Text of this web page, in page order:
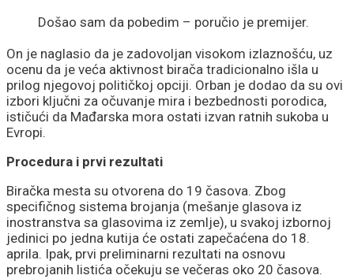
Došao sam da pobedim – poručio je premijer.
On je naglasio da je zadovoljan visokom izlaznošću, uz
ocenu da je veća aktivnost birača tradicionalno išla u
prilog njegovoj političkoj opciji. Orban je dodao da su ovi
izbori ključni za očuvanje mira i bezbednosti porodica,
ističući da Mađarska mora ostati izvan ratnih sukoba u
Evropi.
Procedura i prvi rezultati
Biračka mesta su otvorena do 19 časova. Zbog
specifičnog sistema brojanja (mešanje glasova iz
inostranstva sa glasovima iz zemlje), u svakoj izbornoj
jedinici po jedna kutija će ostati zapečaćena do 18.
aprila. Ipak, prvi preliminarni rezultati na osnovu
prebrojanih listića očekuju se večeras oko 20 časova.